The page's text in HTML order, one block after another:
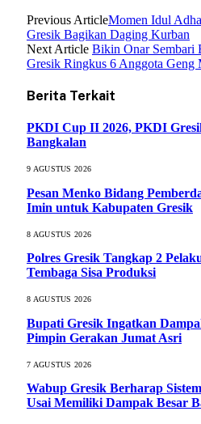
Previous ArticleMomen Idul
Gresik Bagikan Daging Kurban
Next Article Bikin Onar Sembari
Gresik Ringkus 6 Anggota Geng
Berita Terkait
PKDI Cup II 2026, PKDI
Bangkalan
9 AGUSTUS 2026
Pesan Menko Bidang
Imin untuk Kabupaten Gresik
8 AGUSTUS 2026
Polres Gresik Tangkap 2
Tembaga Sisa Produksi
8 AGUSTUS 2026
Bupati Gresik Ingatkan
Pimpin Gerakan Jumat Asri
7 AGUSTUS 2026
Wabup Gresik Berharap
Usai Memiliki Dampak Besar